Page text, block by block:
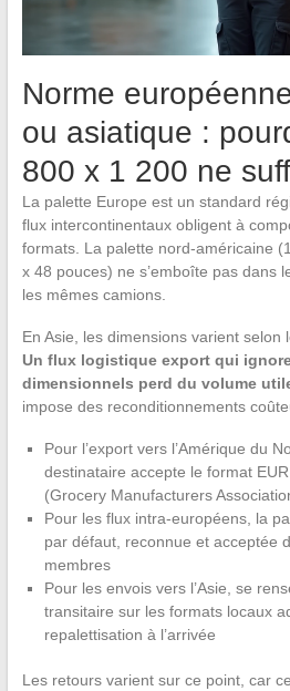
Norme
ou asiatique :
800 x 1 200 ne
La palette Europe est un standard
flux intercontinentaux obligent à
formats. La palette nord-américaine
x 48 pouces) ne s’emboîte pas dans
les mêmes camions.
En Asie, les dimensions varient selon
Un flux logistique export qui
dimensionnels perd du volume
impose des reconditionnements
Pour l’export vers l’Amérique du
destinataire accepte le format
(Grocery Manufacturers
Pour les flux intra-européens, la
par défaut, reconnue et acceptée
membres
Pour les envois vers l’Asie, se
transitaire sur les formats locaux
repalettisation à l’arrivée
Les retours varient sur ce point, car